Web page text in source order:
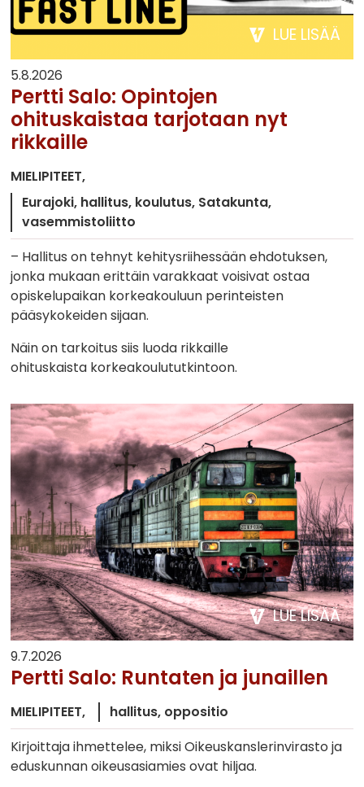
LUE LISÄÄ
5.8.2026
Pertti Salo: Opintojen
ohituskaistaa tarjotaan nyt
rikkaille
MIELIPITEET
Eurajoki hallitus koulutus Satakunta
vasemmistoliitto
– Hallitus on tehnyt kehitysriihessään ehdotuksen,
jonka mukaan erittäin varakkaat voisivat ostaa
opiskelupaikan korkeakouluun perinteisten
pääsykokeiden sijaan.
Näin on tarkoitus siis luoda rikkaille
ohituskaista korkeakoulututkintoon.
LUE LISÄÄ
9.7.2026
Pertti Salo: Runtaten ja junaillen
MIELIPITEET hallitus oppositio
Kirjoittaja ihmettelee, miksi Oikeuskanslerinvirasto ja
eduskunnan oikeusasiamies ovat hiljaa.